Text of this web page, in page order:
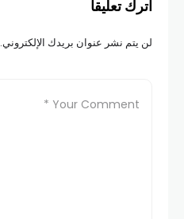
اترك تعليقاً
لن يتم نشر عنوان بريدك الإلكتروني.